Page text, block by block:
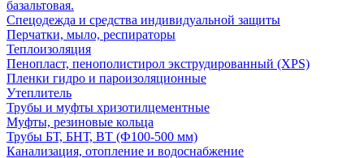
базальтовая.
Спецодежда и средства индивидуальной защиты
Перчатки, мыло, респираторы
Теплоизоляция
Пенопласт, пенополистирол экструдированный (XPS)
Пленки гидро и пароизоляционные
Утеплитель
Трубы и муфты хризотилцементные
Муфты, резиновые кольца
Трубы БТ, БНТ, ВТ (Ф100-500 мм)
Канализация, отопление и водоснабжение